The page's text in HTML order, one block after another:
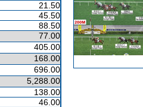
21.50
45.50
88.50
77.00
405.00
168.00
696.00
5,288.00
138.00
46.00